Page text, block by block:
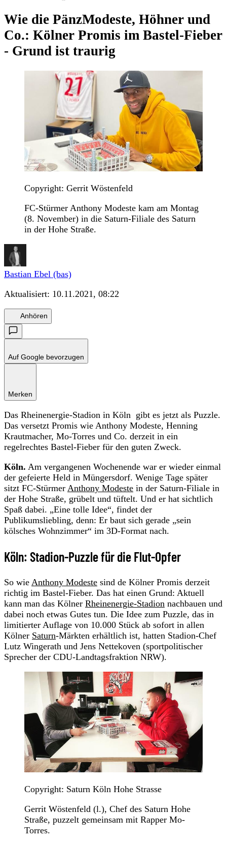
Wie die PänzModeste, Höhner und
Co.: Kölner Promis im Bastel-Fieber
- Grund ist traurig
Copyright: Gerrit Wöstenfeld
FC-Stürmer Anthony Modeste kam am Montag
(8. November) in die Saturn-Filiale des Saturn
in der Hohe Straße.
Bastian Ebel (bas)
Aktualisiert: 10.11.2021, 08:22
Anhören
Auf Google bevorzugen
Merken
Das Rheinenergie-Stadion in Köln gibt es jetzt als Puzzle.
Das versetzt Promis wie Anthony Modeste, Henning
Krautmacher, Mo-Torres und Co. derzeit in ein
regelrechtes Bastel-Fieber für den guten Zweck.
Köln. Am vergangenen Wochenende war er wieder einmal
der gefeierte Held in Müngersdorf. Wenige Tage später
sitzt FC-Stürmer Anthony Modeste in der Saturn-Filiale in
der Hohe Straße, grübelt und tüftelt. Und er hat sichtlich
Spaß dabei. „Eine tolle Idee“, findet der
Publikumsliebling, denn: Er baut sich gerade „sein
kölsches Wohnzimmer“ im 3D-Format nach.
Köln: Stadion-Puzzle für die Flut-Opfer
So wie Anthony Modeste sind de Kölner Promis derzeit
richtig im Bastel-Fieber. Das hat einen Grund: Aktuell
kann man das Kölner Rheinenergie-Stadion nachbauen und
dabei noch etwas Gutes tun. Die Idee zum Puzzle, das in
limitierter Auflage von 10.000 Stück ab sofort in allen
Kölner Saturn-Märkten erhältlich ist, hatten Stadion-Chef
Lutz Wingerath und Jens Nettekoven (sportpolitischer
Sprecher der CDU-Landtagsfraktion NRW).
Copyright: Saturn Köln Hohe Strasse
Gerrit Wöstenfeld (l.), Chef des Saturn Hohe
Straße, puzzelt gemeinsam mit Rapper Mo-
Torres.